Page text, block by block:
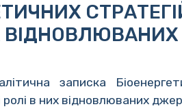
записка
в них відновлюваних